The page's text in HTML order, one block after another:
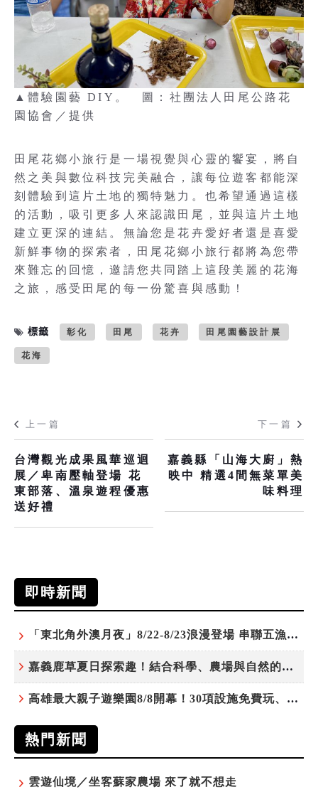
▲體驗園藝 DIY。 圖：社團法人田尾公路花
園協會／提供
田尾花鄉小旅行是一場視覺與心靈的饗宴，將自
然之美與數位科技完美融合，讓每位遊客都能深
刻體驗到這片土地的獨特魅力。也希望通過這樣
的活動，吸引更多人來認識田尾，並與這片土地
建立更深的連結。無論您是花卉愛好者還是喜愛
新鮮事物的探索者，田尾花鄉小旅行都將為您帶
來難忘的回憶，邀請您共同踏上這段美麗的花海
之旅，感受田尾的每一份驚喜與感動！
標籤 彰化 田尾 花卉 田尾園藝設計展
花海
上一篇
台灣觀光成果風華巡迴
展／卑南壓軸登場 花
東部落、溫泉遊程優惠
送好禮
下一篇
嘉義縣「山海大廚」熱
映中 精選4間無菜單美
味料理
即時新聞
「東北角外澳月夜」8/22-8/23浪漫登場 串聯五漁村、音樂、市集、火舞與慢旅共度夏夜
嘉義鹿草夏日探索趣！結合科學、農場與自然的親子小旅行
高雄最大親子遊樂園8/8開幕！30項設施免費玩、YOYO家族嗨翻暑假
熱門新聞
雲遊仙境／坐客蘇家農場 來了就不想走